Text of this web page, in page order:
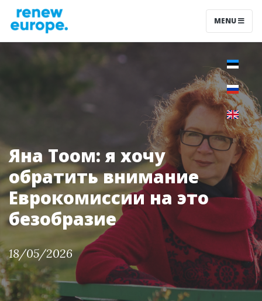
MENU
Яна Тоом: я хочу
обратить внимание
Еврокомиссии на это
безобразие
18/05/2026